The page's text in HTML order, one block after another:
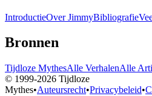
IntroductieOver JimmyBibliografie
Bronnen
Tijdloze MythesAlle VerhalenAlle
© 1999-2026 Tijdloze
Mythes•Auteursrecht•Privacybeleid•